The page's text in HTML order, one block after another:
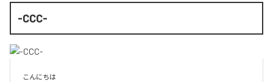
-CCC-
こんにちは